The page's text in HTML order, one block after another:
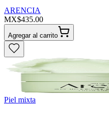
ARENCIA
MX$435.00
Agregar al carrito
Piel mixta